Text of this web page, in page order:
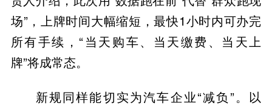
场”，上牌时间大幅缩短，最快1小时内可办完
所有手续，“当天购车、当天缴费、当天上
牌”将成常态。
新规同样能切实为汽车企业“减负”。以